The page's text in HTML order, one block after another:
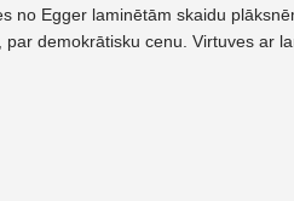
no Egger laminētām skaidu
par demokrātisku cenu. Virtuves ar